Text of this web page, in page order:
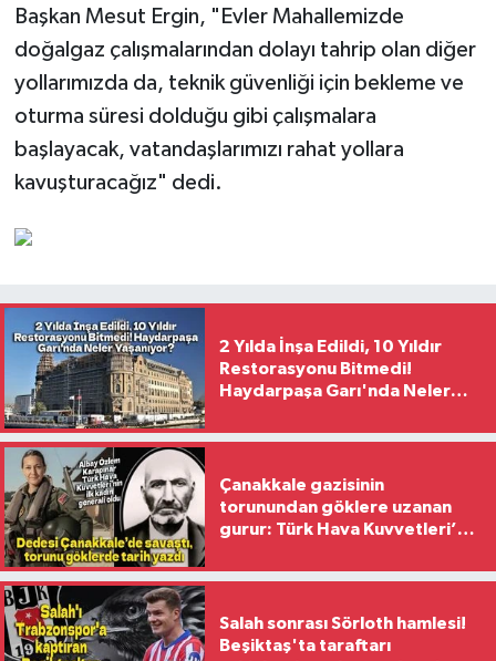
Başkan Mesut Ergin, "Evler Mahallemizde
doğalgaz çalışmalarından dolayı tahrip olan diğer
yollarımızda da, teknik güvenliği için bekleme ve
oturma süresi dolduğu gibi çalışmalara
başlayacak, vatandaşlarımızı rahat yollara
kavuşturacağız" dedi.
2 Yılda İnşa Edildi, 10 Yıldır
Restorasyonu Bitmedi!
Haydarpaşa Garı'nda Neler
Çanakkale gazisinin
torunundan göklere uzanan
gurur: Türk Hava Kuvvetleri’nin
Salah sonrası Sörloth hamlesi!
Beşiktaş'ta taraftarı